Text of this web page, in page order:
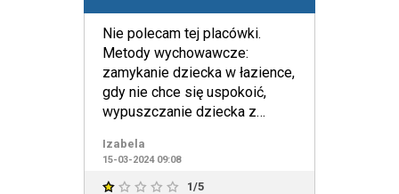
Nie polecam tej placówki.
Metody wychowawcze:
zamykanie dziecka w łazience,
gdy nie chce się uspokoić,
wypuszczanie dziecka z
pedago
Izabela
15-03-2024 09:08
1/5